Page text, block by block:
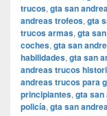
trucos, gta san
andreas trofeos, gta
trucos armas, gta
coches, gta san
habilidades, gta san
andreas trucos
andreas trucos para
principiantes, gta san
policía, gta san